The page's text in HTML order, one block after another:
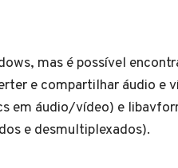
mas é possível
e compartilhar áudio e
em áudio/vídeo) e
e desmultiplexados).